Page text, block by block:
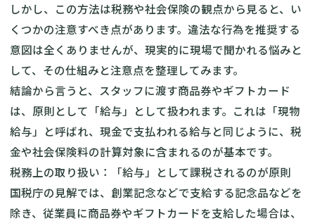
しかし、この方法は税務や社会保険の観点から見ると、い
くつかの注意すべき点があります。違法な行為を推奨する
意図は全くありませんが、現実的に現場で聞かれる悩みと
して、その仕組みと注意点を整理してみます。
結論から言うと、スタッフに渡す商品券やギフトカード
は、原則として「給与」として扱われます。これは「現物
給与」と呼ばれ、現金で支払われる給与と同じように、税
金や社会保険料の計算対象に含まれるのが基本です。
税務上の取り扱い：「給与」として課税されるのが原則
国税庁の見解では、創業記念などで支給する記念品などを
除き、従業員に商品券やギフトカードを支給した場合は、